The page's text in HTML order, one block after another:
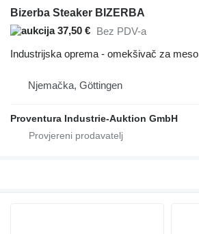
Bizerba Steaker BIZERBA
37,50 € Bez PDV-a
Industrijska oprema - omekšivač za meso
Njemačka, Göttingen
Proventura Industrie-Auktion GmbH